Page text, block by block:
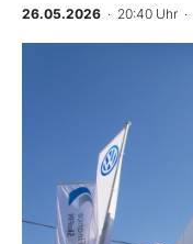
Experten
Mein B:O
26.05.2026 · 20:40 Uhr ·